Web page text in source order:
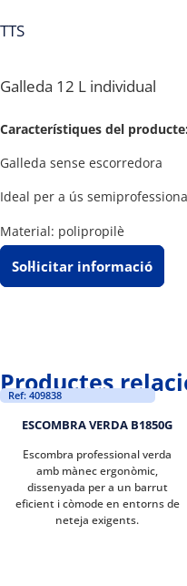
TTS
Galleda 12 L individual
Característiques del producte:
Galleda sense escorredora
Ideal per a ús
Material: polipropilè
Sol·licitar informació
Productes
Ref: 409838
ESCOMBRA VERDA B1850G
Escombra professional verda
amb mànec ergonòmic,
dissenyada per a un barrut
eficient i còmode en entorns de
neteja exigents.